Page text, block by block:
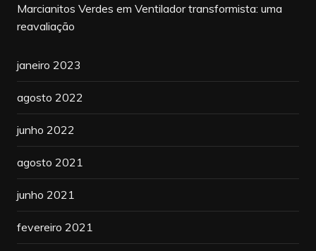
Marcianitos Verdes em Ventilador transformista: uma
reavaliação
janeiro 2023
agosto 2022
junho 2022
agosto 2021
junho 2021
fevereiro 2021